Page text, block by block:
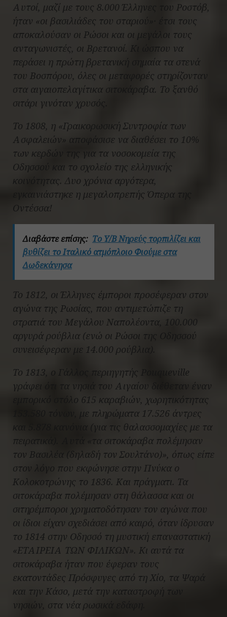
Αυτοί, μαζί με τους 8.000 Έλληνες του Ροστόβ,
ήταν «οι βασιλιάδες του σταριού»· έτσι τους
αποκαλούσαν οι Ρώσοι και οι μεγάλοι τους
ανταγωνιστές, οι Βρετανοί. Κι ώσπου να
περάσει η πρώτη βρετανική σημαία τα στενά
του Βοσπόρου, όλες οι μεταφορές στηρίζονταν
στα αιγαιοπελαγίτικα σιτοκάραβα. Το ξανθό
σιτάρι γινόταν χρυσός.
Το 1808, η «Γραικορωσική Συντροφία των
Ασφαλειών» αποφάσισε να διαθέσει το 10%
των κερδών της για τα νοσοκομεία της
Οδησσού και το σχολείο της ελληνικής
κοινότητας. Δυο χρόνια αργότερα,
εγκαινιάστηκε η μεγαλοπρεπής Όπερα της
Οντέσσα!
Διαβάστε επίσης: Το Υ/Β Νηρεύς τορπιλίζει και
βυθίζει το Ιταλικό ατμόπλοιο Φιούμε στα
Δωδεκάνησα
Το 1812, οι Έλληνες έμποροι προσέφεραν στον
αγώνα της Ρωσίας, που αντιμετώπιζε τη
στρατιά του Μεγάλου Ναπολέοντα, 100.000
αργυρά ρούβλια (ενώ οι Ρώσοι της Οδησσού
συνεισέφεραν με 14.000 ρούβλια).
Το 1813, ο Γάλλος περιηγητής Pouqueville
γράφει ότι τα νησιά του Αιγαίου διέθεταν έναν
εμπορικό στόλο 615 καραβιών, χωρητικότητας
153.580 τόνων, με πληρώματα 17.526 άντρες
και 5.878 κανόνια (για τις θαλασσομαχίες με τα
πειρατικά). Αυτά «τα σιτοκάραβα πολέμησαν
τον Βασιλέα (δηλαδή τον Σουλτάνο)», όπως είπε
στον λόγο που εκφώνησε στην Πνύκα ο
Κολοκοτρώνης το 1836. Και πράγματι. Τα
σιτοκάραβα πολέμησαν στη θάλασσα και οι
σιτηρέμποροι χρηματοδότησαν τον αγώνα που
οι ίδιοι είχαν σχεδιάσει από καιρό, όταν ίδρυσαν
το 1814 στην Οδησσό τη μυστική επαναστατική
«ΕΤΑΙΡΕΙΑ ΤΩΝ ΦΙΛΙΚΩΝ». Κι αυτά τα
σιτοκάραβα ήταν που έφεραν τους
εκατοντάδες Πρόσφυγες από τη Χίο, τα Ψαρά
και την Κάσο, μετά την καταστροφή των
νησιών, στα νέα ρωσικά εδάφη.